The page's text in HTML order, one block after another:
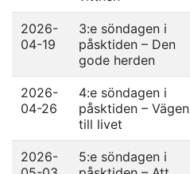
2026-
04-19
3:e söndagen i
påsktiden – Den
gode herden
2026-
04-26
4:e söndagen i
påsktiden – Vägen
till livet
2026-
5:e söndagen i